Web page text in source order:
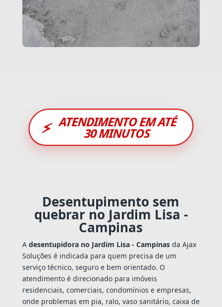
⚡ ATENDIMENTO EM ATÉ
30 MINUTOS
Desentupimento sem
quebrar no Jardim Lisa -
Campinas
A desentupidora no Jardim Lisa - Campinasda Ajax
Soluções é indicada para quem precisa de um
serviço técnico, seguro e bem orientado. O
atendimento é direcionado para imóveis
residenciais, comerciais, condomínios e empresas,
onde problemas em pia, ralo, vaso sanitário, caixa de